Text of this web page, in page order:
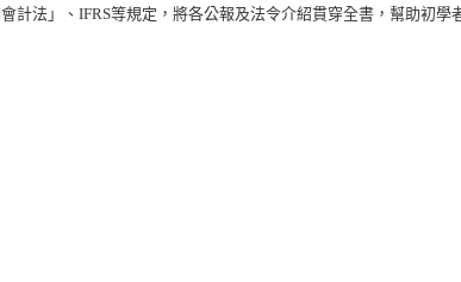
計法」、IFRS等規定，將各公報及法令介紹貫穿全書，幫助初學